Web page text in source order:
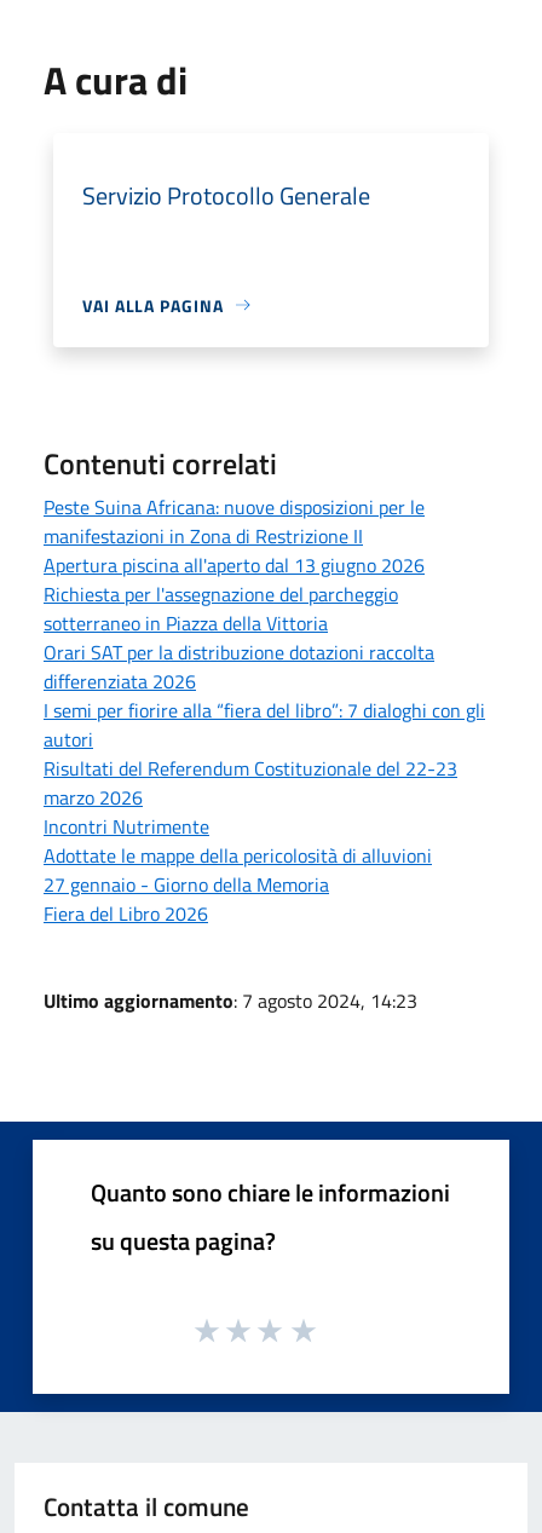
A cura di
Servizio Protocollo Generale
VAI ALLA PAGINA
Contenuti correlati
Peste Suina Africana: nuove disposizioni per le
manifestazioni in Zona di Restrizione II
Apertura piscina all'aperto dal 13 giugno 2026
Richiesta per l'assegnazione del parcheggio
sotterraneo in Piazza della Vittoria
Orari SAT per la distribuzione dotazioni raccolta
differenziata 2026
I semi per fiorire alla “fiera del libro”: 7 dialoghi con gli
autori
Risultati del Referendum Costituzionale del 22-23
marzo 2026
Incontri Nutrimente
Adottate le mappe della pericolosità di alluvioni
27 gennaio - Giorno della Memoria
Fiera del Libro 2026
Ultimo aggiornamento: 7 agosto 2024, 14:23
Quanto sono chiare le informazioni
su questa pagina?
Contatta il comune